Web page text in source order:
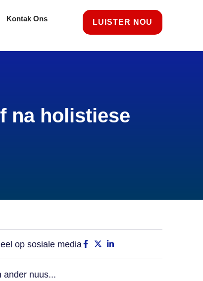
Kontak Ons LUISTER NOU
na holistiese
op sosiale media
ander nuus...